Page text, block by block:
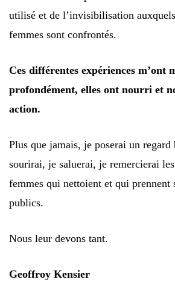
utilisé et de l’invisibilisation
femmes sont confrontés.
Ces différentes expériences m’ont
profondément, elles ont nourri et
action.
Plus que jamais, je poserai un
sourirai, je saluerai, je remercierai
femmes qui nettoient et qui prennent
publics.
Nous leur devons tant.
Geoffroy Kensier